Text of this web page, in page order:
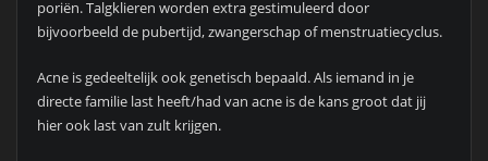
poriën. Talgklieren worden extra gestimuleerd door
bijvoorbeeld de pubertijd, zwangerschap of menstruatiecyclus.
Acne is gedeeltelijk ook genetisch bepaald. Als iemand in je
directe familie last heeft/had van acne is de kans groot dat jij
hier ook last van zult krijgen.